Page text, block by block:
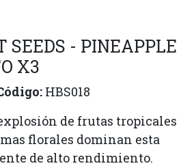
SEEDS - PINEAPPLE
X3
HBS018
de frutas tropicales
florales dominan esta
de alto rendimiento.